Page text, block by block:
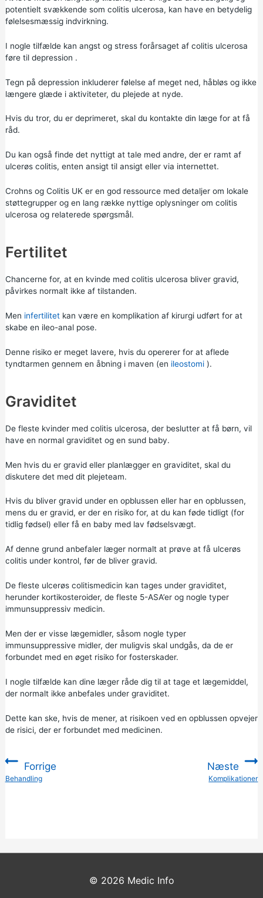
potentielt svækkende som colitis ulcerosa, kan have en betydelig
følelsesmæssig indvirkning.
I nogle tilfælde kan angst og stress forårsaget af colitis ulcerosa
føre til depression .
Tegn på depression inkluderer følelse af meget ned, håbløs og ikke
længere glæde i aktiviteter, du plejede at nyde.
Hvis du tror, du er deprimeret, skal du kontakte din læge for at få
råd.
Du kan også finde det nyttigt at tale med andre, der er ramt af
ulcerøs colitis, enten ansigt til ansigt eller via internettet.
Crohns og Colitis UKer en god ressource med detaljer om lokale
støttegrupper og en lang række nyttige oplysninger om colitis
ulcerosa og relaterede spørgsmål.
Fertilitet
Chancerne for, at en kvinde med colitis ulcerosa bliver gravid,
påvirkes normalt ikke af tilstanden.
Men infertilitetkan være en komplikation af kirurgi udført for at
skabe en ileo-anal pose.
Denne risiko er meget lavere, hvis du opererer for at aflede
tyndtarmen gennem en åbning i maven (en ileostomi).
Graviditet
De fleste kvinder med colitis ulcerosa, der beslutter at få børn, vil
have en normal graviditet og en sund baby.
Men hvis du er gravid eller planlægger en graviditet, skal du
diskutere det med dit plejeteam.
Hvis du bliver gravid under en opblussen eller har en opblussen,
mens du er gravid, er der en risiko for, at du kan føde tidligt (for
tidlig fødsel) eller få en baby med lav fødselsvægt.
Af denne grund anbefaler læger normalt at prøve at få ulcerøs
colitis under kontrol, før de bliver gravid.
De fleste ulcerøs colitismedicin kan tages under graviditet,
herunder kortikosteroider, de fleste 5-ASA’er og nogle typer
immunsuppressiv medicin.
Men der er visse lægemidler, såsom nogle typer
immunsuppressive midler, der muligvis skal undgås, da de er
forbundet med en øget risiko for fosterskader.
I nogle tilfælde kan dine læger råde dig til at tage et lægemiddel,
der normalt ikke anbefales under graviditet.
Dette kan ske, hvis de mener, at risikoen ved en opblussen opvejer
de risici, der er forbundet med medicinen.
Forrige
:Behandling
Næste
:
Komplikationer
© 2026 Medic Info